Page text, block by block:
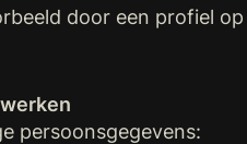
door een profiel op
persoonsgegevens: